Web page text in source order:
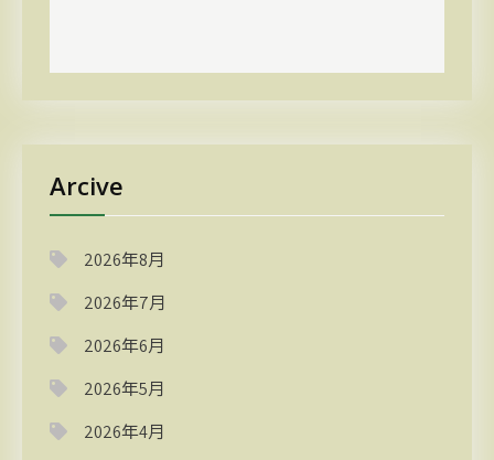
Arcive
2026年8月
2026年7月
2026年6月
2026年5月
2026年4月